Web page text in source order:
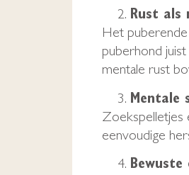
Rust als
Het puberende
puberhond
mentale rust
Mentale
Zoekspelletjes
eenvoudige
Bewuste